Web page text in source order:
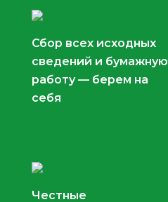
Сбор всех исходных
сведений и бумажную
работу — берем на
себя
Честные